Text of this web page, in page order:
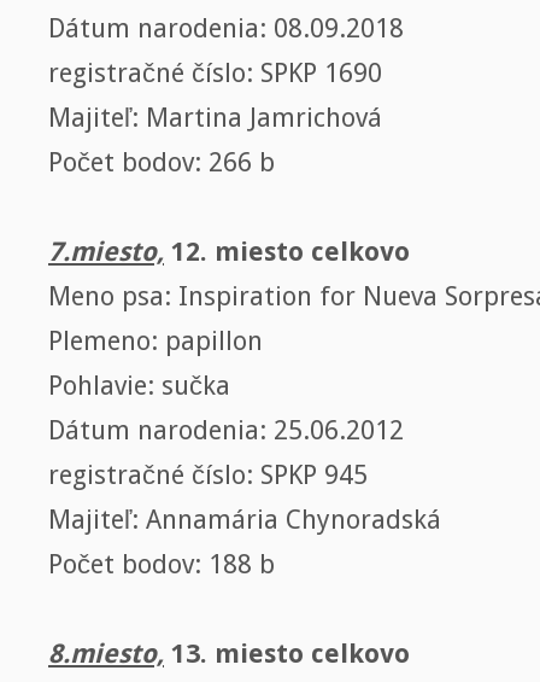
Dátum narodenia: 08.09.2018
registračné číslo: SPKP 1690
Majiteľ: Martina Jamrichová
Počet bodov: 266 b
7.miesto, 12. miesto celkovo
Meno psa: Inspiration for Nueva
Plemeno: papillon
Pohlavie: sučka
Dátum narodenia: 25.06.2012
registračné číslo: SPKP 945
Majiteľ: Annamária Chynoradská
Počet bodov: 188 b
8.miesto, 13. miesto celkovo